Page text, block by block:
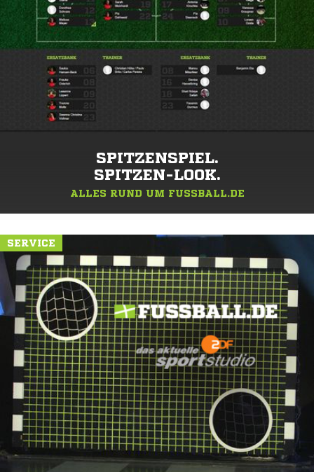
SPITZENSPIEL.
SPITZEN-LOOK.
ALLES RUND UM FUSSBALL.DE
SERVICE